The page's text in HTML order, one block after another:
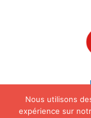
Nous utilisons
expérience sur